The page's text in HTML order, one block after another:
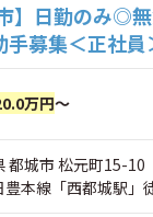
】日勤のみ◎
募集＜正社員
万円～
都城市 松元町15-10
豊本線「西都城駅」